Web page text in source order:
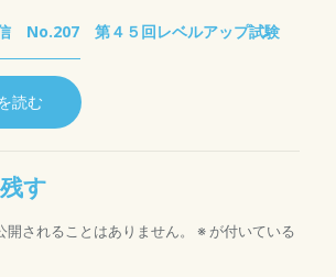
No.207 第４５回レベルアップ試験
読む
す
開されることはありません。 ※ が付いている